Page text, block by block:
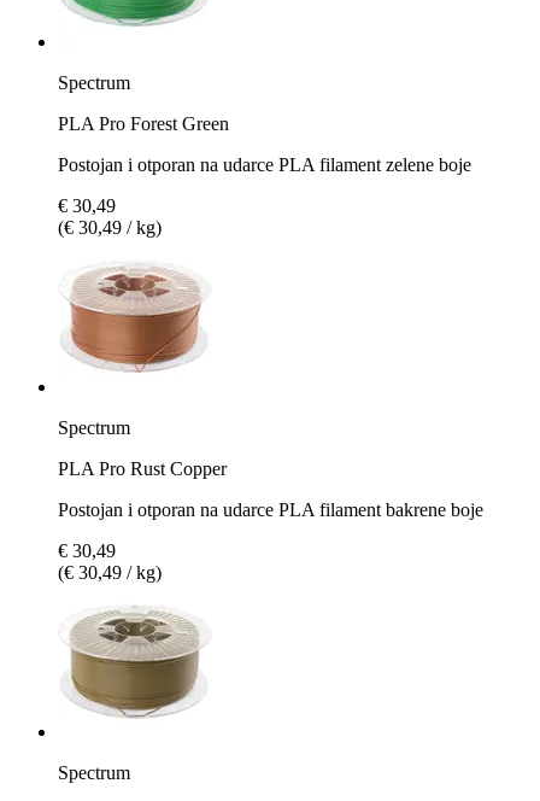
Spectrum
PLA Pro Forest Green
Postojan i otporan na udarce PLA filament zelene boje
€ 30,49
(€ 30,49 / kg)
Spectrum
PLA Pro Rust Copper
Postojan i otporan na udarce PLA filament bakrene boje
€ 30,49
(€ 30,49 / kg)
Spectrum